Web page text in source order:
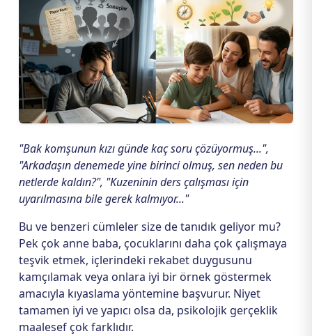
"Bak komşunun kızı günde kaç soru çözüyormuş...",
"Arkadaşın denemede yine birinci olmuş, sen neden bu
netlerde kaldın?", "Kuzeninin ders çalışması için
uyarılmasına bile gerek kalmıyor..."
Bu ve benzeri cümleler size de tanıdık geliyor mu?
Pek çok anne baba, çocuklarını daha çok çalışmaya
teşvik etmek, içlerindeki rekabet duygusunu
kamçılamak veya onlara iyi bir örnek göstermek
amacıyla kıyaslama yöntemine başvurur. Niyet
tamamen iyi ve yapıcı olsa da, psikolojik gerçeklik
maalesef çok farklıdır.